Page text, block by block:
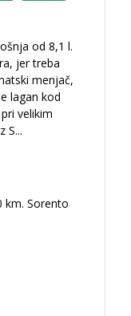
od 8,1 l.
jer treba
menjač,
lagan kod
velikim
S...
km. Sorento